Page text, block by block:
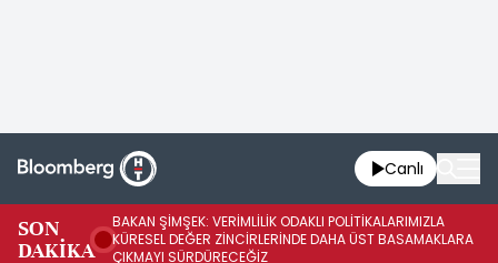
Canlı
SON
DAKİKA
BAKAN ŞİMŞEK: VERİMLİLİK ODAKLI POLİTİKALARIMIZLA
KÜRESEL DEĞER ZİNCİRLERİNDE DAHA ÜST BASAMAKLARA
ÇIKMAYI SÜRDÜRECEĞİZ